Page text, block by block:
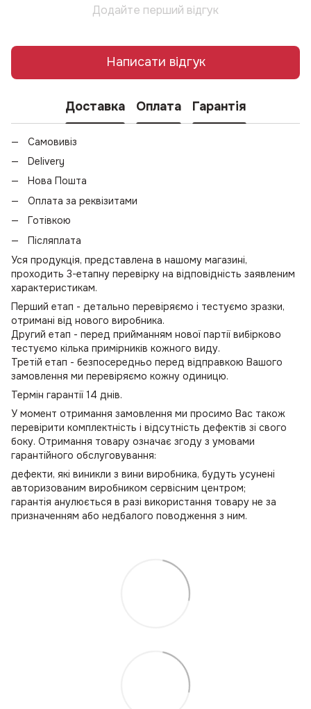
Додайте перший відгук
Написати відгук
Доставка Оплата Гарантія
Самовивіз
Delivery
Нова Пошта
Оплата за реквізитами
Готівкою
Післяплата
Уся продукція, представлена в нашому магазині,
проходить 3-етапну перевірку на відповідність заявленим
характеристикам.
Перший етап - детально перевіряємо і тестуємо зразки,
отримані від нового виробника.
Другий етап - перед прийманням нової партії вибірково
тестуємо кілька примірників кожного виду.
Третій етап - безпосередньо перед відправкою Вашого
замовлення ми перевіряємо кожну одиницю.
Термін гарантії 14 днів.
У момент отримання замовлення ми просимо Вас також
перевірити комплектність і відсутність дефектів зі свого
боку. Отримання товару означає згоду з умовами
гарантійного обслуговування:
дефекти, які виникли з вини виробника, будуть усунені
авторизованим виробником сервісним центром;
гарантія анулюється в разі використання товару не за
призначенням або недбалого поводження з ним.